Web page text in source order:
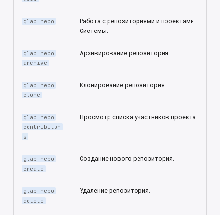
glab repo
Работа с репозиториями и проектами
Системы.
glab repo
archive
Архивирование репозитория.
glab repo
clone
Клонирование репозитория.
glab repo
contributor
s
Просмотр списка участников проекта.
glab repo
create
Создание нового репозитория.
glab repo
delete
Удаление репозитория.